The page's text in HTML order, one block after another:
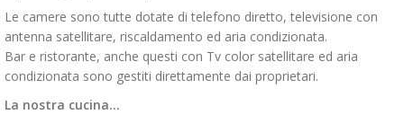
Le camere sono tutte dotate di telefono diretto, televisione con
antenna satellitare, riscaldamento ed aria condizionata.
Bar e ristorante, anche questi con Tv color satellitare ed aria
condizionata sono gestiti direttamente dai proprietari.
La nostra cucina...